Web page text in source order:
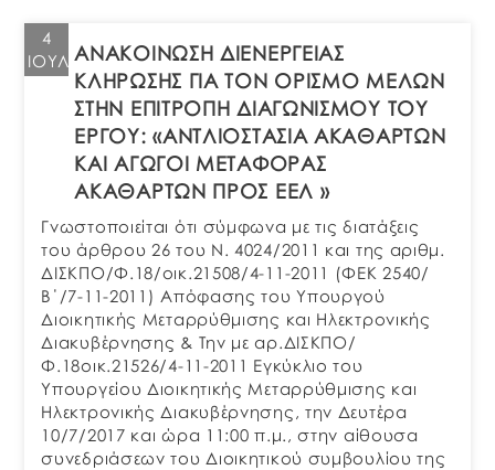
4
ΙΟΎΛ ΑΝΑΚΟΙΝΩΣΗ ΔΙΕΝΕΡΓΕΙΑΣ
ΚΛΗΡΩΣΗΣ ΓΙΑ ΤΟΝ ΟΡΙΣΜΟ ΜΕΛΩΝ
ΣΤΗΝ ΕΠΙΤΡΟΠΗ ΔΙΑΓΩΝΙΣΜΟΥ ΤΟΥ
ΕΡΓΟΥ: «ΑΝΤΛΙΟΣΤΑΣΙΑ ΑΚΑΘΑΡΤΩΝ
ΚΑΙ ΑΓΩΓΟΙ ΜΕΤΑΦΟΡΑΣ
ΑΚΑΘΑΡΤΩΝ ΠΡΟΣ ΕΕΛ »
Γνωστοποιείται ότι σύμφωνα με τις διατάξεις
του άρθρου 26 του Ν. 4024/2011 και της αριθμ.
ΔΙΣΚΠΟ/Φ.18/οικ.21508/4-11-2011 (ΦΕΚ 2540/
Β΄/7-11-2011) Απόφασης του Υπουργού
Διοικητικής Μεταρρύθμισης και Ηλεκτρονικής
Διακυβέρνησης & Την με αρ.ΔΙΣΚΠΟ/
Φ.18οικ.21526/4-11-2011 Εγκύκλιο του
Υπουργείου Διοικητικής Μεταρρύθμισης και
Ηλεκτρονικής Διακυβέρνησης, την Δευτέρα
10/7/2017 και ώρα 11:00 π.μ., στην αίθουσα
συνεδριάσεων του Διοικητικού συμβουλίου της